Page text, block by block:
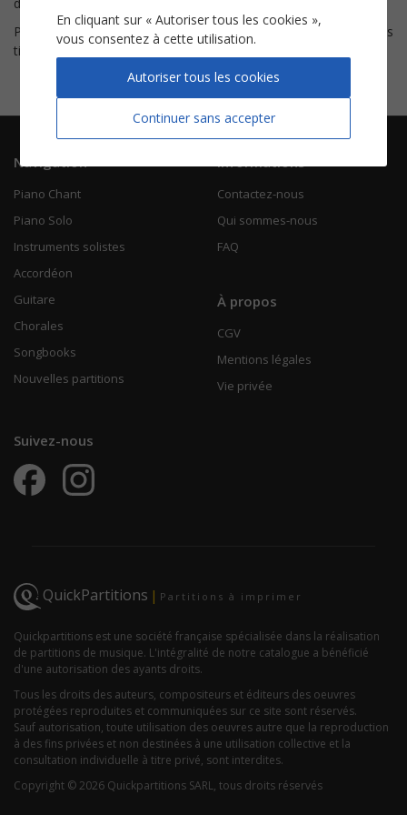
Parmis ses morceaux les plus connus voici nos
partitions
des
titres
Navigation
Piano Chant
Piano Solo
Instruments solistes
Accordéon
Guitare
Chorales
Songbooks
Nouvelles partitions
Contactez-nous
Qui sommes-nous
FAQ
À propos
CGV
Mentions légales
Vie privée
Suivez-nous
QuickPartitions | Partitions à imprimer
Quickpartitions est une société française spécialisée dans la réalisation
de partitions de musique. L'intégralité de notre catalogue a bénéficié
d'une autorisation des ayants droits.
Tous les droits des auteurs, compositeurs et éditeurs des oeuvres
protégées reproduites et communiquées sur ce site sont réservés.
Sauf autorisation, toute utilisation des oeuvres autre que la reproduction
à des fins privées et non destinées à une utilisation collective et la
consultation individuelle à titre privé, sont interdites.
Copyright © 2026 Quickpartitions SARL, tous droits réservés
En cliquant sur « Autoriser tous les cookies »,
vous consentez à cette utilisation.
Continuer sans accepter
Autoriser tous les cookies